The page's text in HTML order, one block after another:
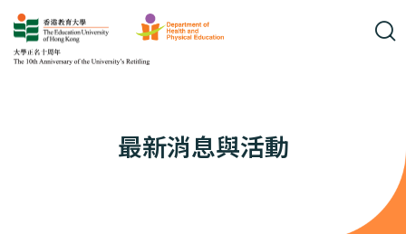
最新消息與活動